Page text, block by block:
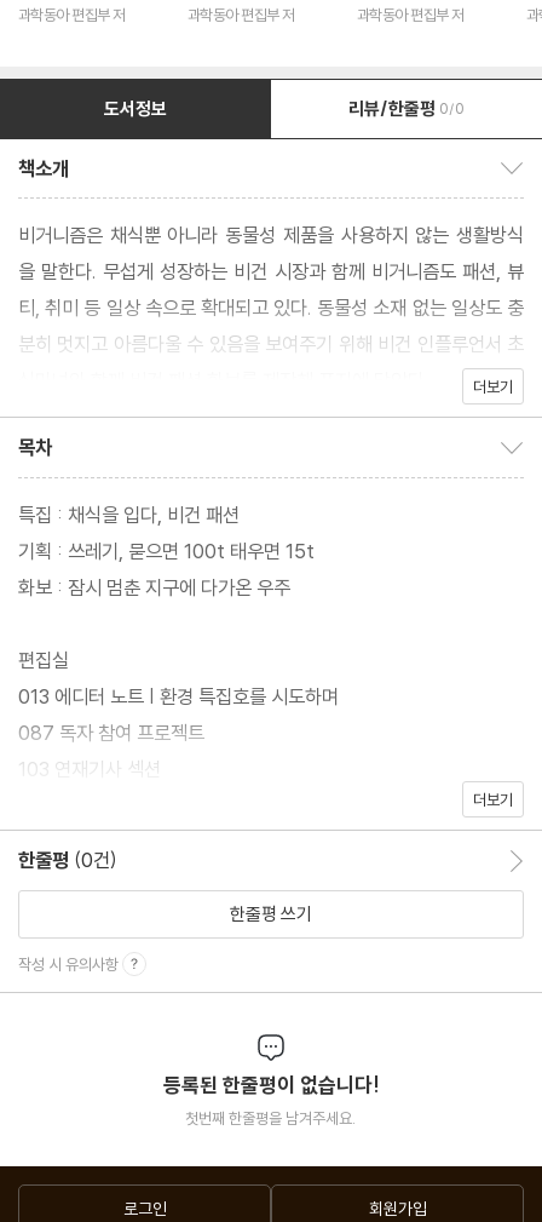
과학동아 편집부 저 과학동아 편집부 저 과학동아 편집부 저
도서정보 리뷰/한줄평 0/0
책소개
비거니즘은 채식뿐 아니라 동물성 제품을 사용하지 않는 생활방식
을 말한다. 무섭게 성장하는 비건 시장과 함께 비거니즘도 패션, 뷰
티, 취미 등 일상 속으로 확대되고 있다. 동물성 소재 없는 일상도 충
분히 멋지고 아름다울 수 있음을 보여주기 위해 비건 인플루언서 초
더보기
목차
특집 : 채식을 입다, 비건 패션
기획 : 쓰레기, 묻으면 100t 태우면 15t
화보 : 잠시 멈춘 지구에 다가온 우주
편집실
013 에디터 노트 | 환경 특집호를 시도하며
087 독자 참여 프로젝트
103 연재기사 섹션
156 후기
040 “플라스틱 시대를 작품으로 기록합니다”
050 약자 피해 우려에 지구공학 실험 멈췄다
054 후쿠시마 원전 오염수 논쟁 ‘투명성’에 주목해야
EDGE 사이언스
080 사이언스 뉴스 | 거시세계에서도 증명된 양자얽힘
더보기
한줄평 (0건)
한줄평 쓰기
작성 시 유의사항
등록된 한줄평이 없습니다!
첫번째 한줄평을 남겨주세요.
로그인 회원가입